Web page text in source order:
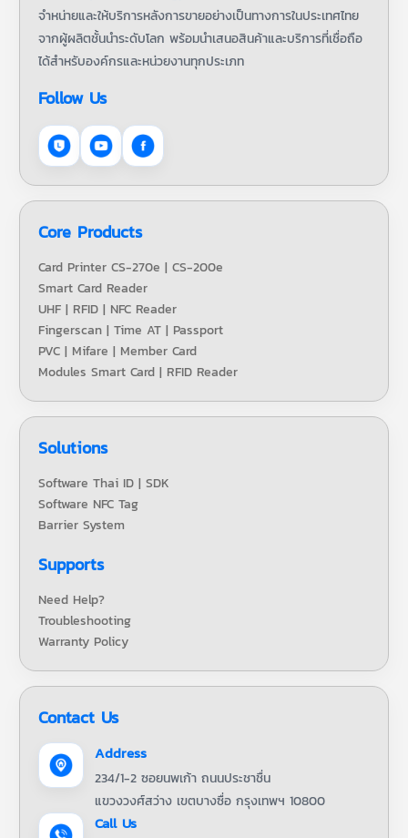
จำหน่ายและให้บริการหลังการขายอย่างเป็นทางการในประเทศไทย
จากผู้ผลิตชั้นนำระดับโลก พร้อมนำเสนอสินค้าและบริการที่เชื่อถือ
ได้สำหรับองค์กรและหน่วยงานทุกประเภท
Follow Us
Core Products
Card Printer CS-270e | CS-200e
Smart Card Reader
UHF | RFID | NFC Reader
Fingerscan | Time AT | Passport
PVC | Mifare | Member Card
Modules Smart Card | RFID Reader
Solutions
Software Thai ID | SDK
Software NFC Tag
Barrier System
Supports
Need Help?
Troubleshooting
Warranty Policy
Contact Us
Address
234/1-2 ซอยนพเก้า ถนนประชาชื่น
แขวงวงศ์สว่าง เขตบางซื่อ กรุงเทพฯ 10800
Call Us